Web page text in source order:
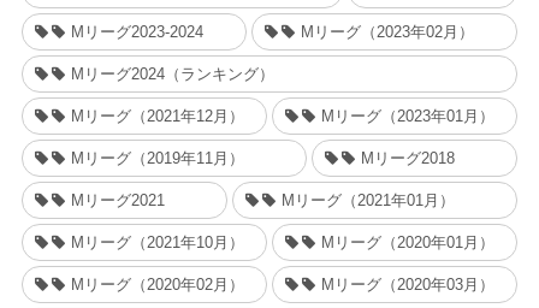
Mリーグ2023-2024 Mリーグ（2023年02月）
Mリーグ2024（ランキング）
Mリーグ（2021年12月） Mリーグ（2023年01月）
Mリーグ（2019年11月） Mリーグ2018
Mリーグ2021 Mリーグ（2021年01月）
Mリーグ（2021年10月） Mリーグ（2020年01月）
Mリーグ（2020年02月） Mリーグ（2020年03月）